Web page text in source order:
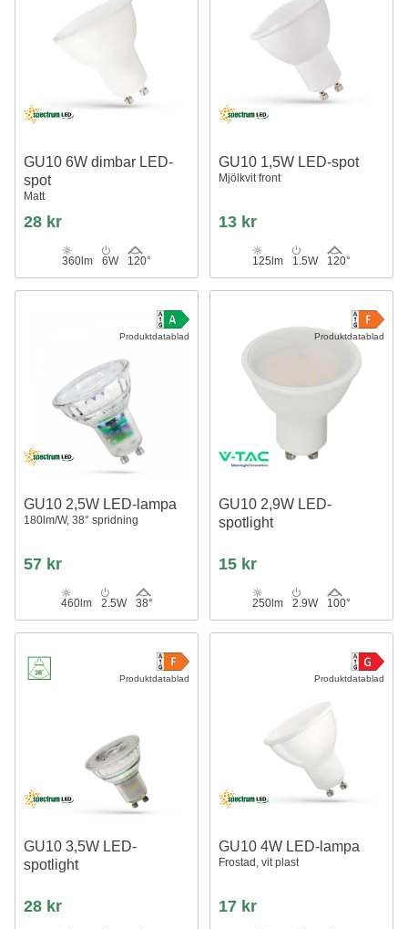
GU10 6W dimbar LED-
spot
Matt
28 kr
360lm 6W 120°
GU10 1,5W LED-spot
Mjölkvit front
13 kr
125lm 1.5W 120°
Produktdatablad
GU10 2,5W LED-lampa
180lm/W, 38° spridning
57 kr
460lm 2.5W 38°
Produktdatablad
GU10 2,9W LED-
spotlight
15 kr
250lm 2.9W 100°
Produktdatablad
GU10 3,5W LED-
spotlight
28 kr
Produktdatablad
GU10 4W LED-lampa
Frostad, vit plast
17 kr